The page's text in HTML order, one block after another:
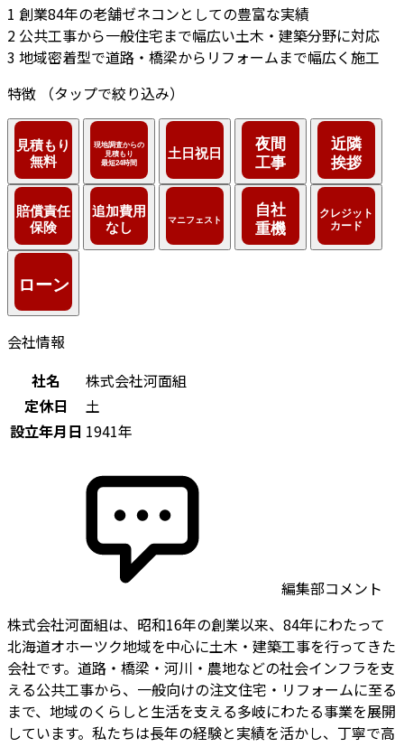
1 創業84年の老舗ゼネコンとしての豊富な実績
2 公共工事から一般住宅まで幅広い土木・建築分野に対応
3 地域密着型で道路・橋梁からリフォームまで幅広く施工
特徴
（タップで絞り込み）
会社情報
社名
株式会社河面組
定休日
土
設立年月日 1941年
編集部コメント
株式会社河面組は、昭和16年の創業以来、84年にわたって
北海道オホーツク地域を中心に土木・建築工事を行ってきた
会社です。道路・橋梁・河川・農地などの社会インフラを支
える公共工事から、一般向けの注文住宅・リフォームに至る
まで、地域のくらしと生活を支える多岐にわたる事業を展開
しています。私たちは長年の経験と実績を活かし、丁寧で高